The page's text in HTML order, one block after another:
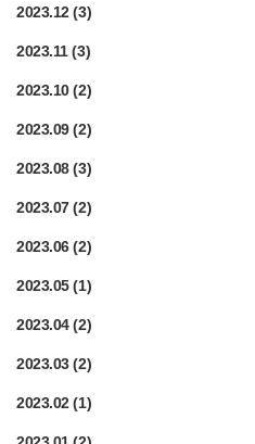
2023.12(3)
2023.11(3)
2023.10(2)
2023.09(2)
2023.08(3)
2023.07(2)
2023.06(2)
2023.05(1)
2023.04(2)
2023.03(2)
2023.02(1)